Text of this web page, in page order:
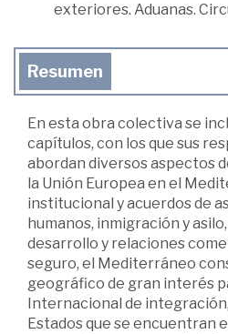
exteriores. Aduanas.
Resumen
En esta obra colectiva se
capítulos, con los que sus
abordan diversos aspectos
la Unión Europea en el
institucional y acuerdos de
humanos, inmigración y
desarrollo y relaciones
seguro, el Mediterráneo
geográfico de gran interés
Internacional de
Estados que se encuentran